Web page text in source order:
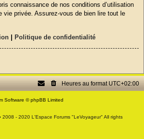
connaissance de nos conditions d’utilisation
vie privée. Assurez-vous de bien lire tout le
Politique de confidentialité
Heures au format UTC+02:00
Software © phpBB Limited
- 2020 L'Espace Forums "LeVoyageur" All rights